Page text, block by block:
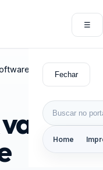
☰
Fechar
Buscar por:
Home